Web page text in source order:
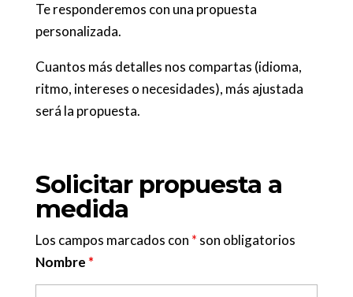
Te responderemos con una propuesta
personalizada.
Cuantos más detalles nos compartas (idioma,
ritmo, intereses o necesidades), más ajustada
será la propuesta.
Solicitar propuesta a
medida
Los campos marcados con * son obligatorios
Nombre *